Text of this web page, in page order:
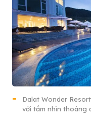
Dalat Wonder
với tầm nhìn thoáng